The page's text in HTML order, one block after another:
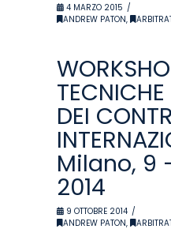
4 MARZO 2015
ANDREW PATON,
DEI
Milano, 9
2014
9 OTTOBRE 2014
ANDREW PATON,